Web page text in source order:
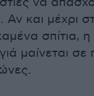
Αν και μέχρι
σπίτια,
μαίνεται σε